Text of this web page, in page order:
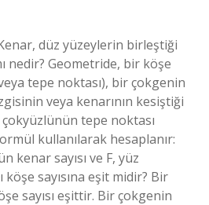
düz yüzeylerin birleştiği
nedir? Geometride, bir köşe
tepe noktası), bir çokgenin
veya kenarının kesiştiği
tepe noktası
kullanılarak hesaplanır:
kenar sayısı ve F, yüz
köşe sayısına eşit midir? Bir
sayısı eşittir. Bir çokgenin